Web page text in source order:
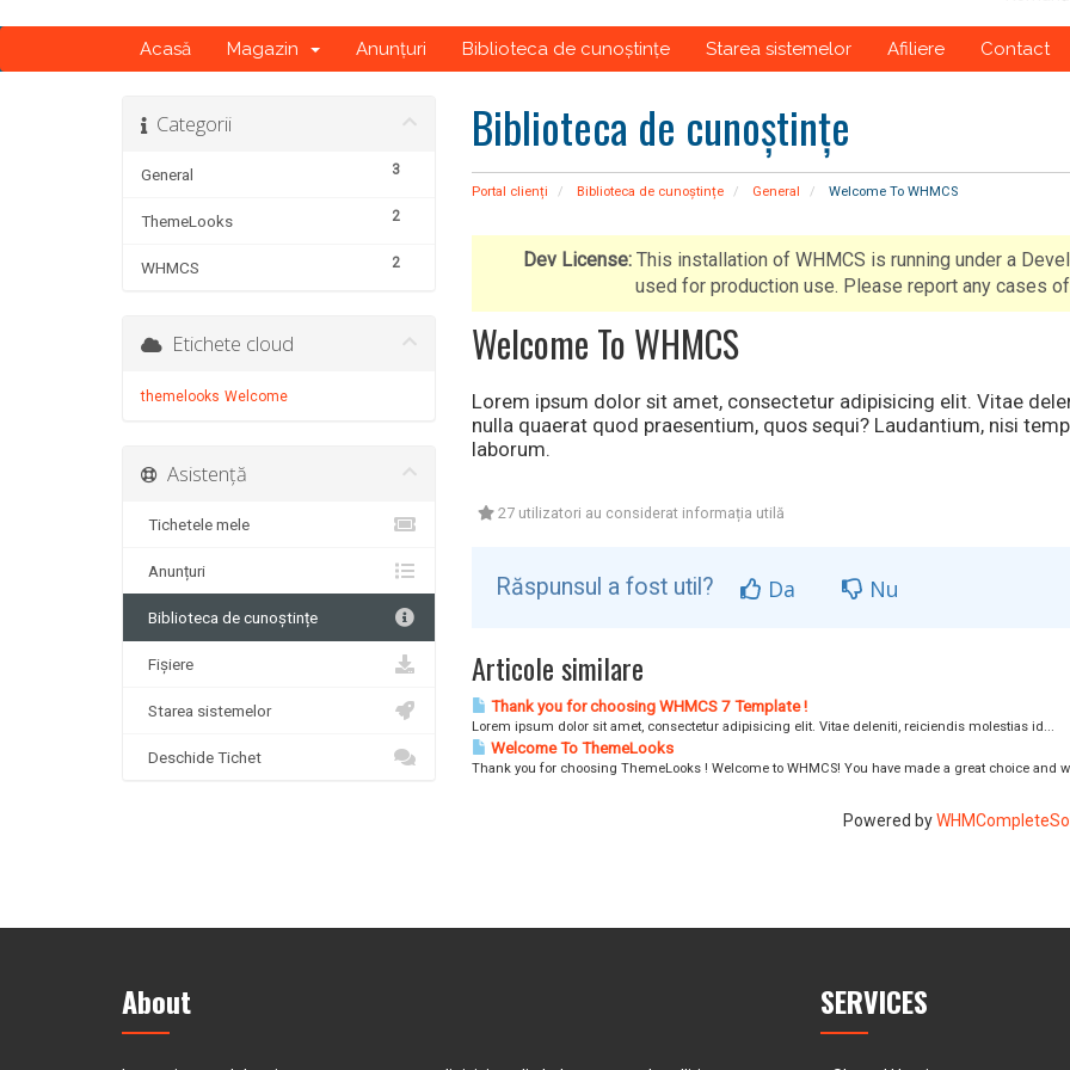
Acasă Magazin Anunțuri Biblioteca de cunoștințe Starea sistemelor Afiliere Contact
Biblioteca de cunoștințe
Portal clienți Biblioteca de cunoștințe General Welcome To WHMCS
Categorii
3
General
2
ThemeLooks
2
WHMCS Dev License:This installation of WHMCS is running under a
used for production use. Please report any cases
Welcome To WHMCS
Lorem ipsum dolor sit amet, consectetur adipisicing elit. Vitae
nulla quaerat quod praesentium, quos sequi? Laudantium, nisi
laborum.
27 utilizatori au considerat informația utilă
Răspunsul a fost util? Da Nu
Articole similare
Thank you for choosing WHMCS 7 Template !
Lorem ipsum dolor sit amet, consectetur adipisicing elit. Vitae deleniti, reiciendis molestias id...
Welcome To ThemeLooks
Thank you for choosing ThemeLooks ! Welcome to WHMCS! You have made a great choice and
Powered by
Etichete cloud
themelooks Welcome
Asistență
Tichetele mele
Anunțuri
Biblioteca de cunoștințe
Fișiere
Starea sistemelor
Deschide Tichet
About SERVICES